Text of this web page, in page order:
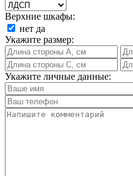
Верхние шкафы:
нет да
Укажите размер:
Укажите личные данные: